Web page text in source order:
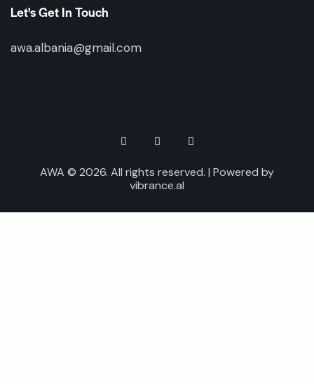
Let's Get In Touch
awa.albania@gmail.com
AWA © 2026. All rights reserved. | Powered by
vibrance.al